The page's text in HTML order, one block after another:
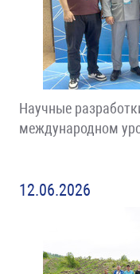
Научные
международном
12.06.2026